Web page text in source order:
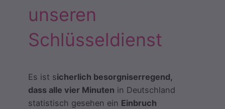
unseren
Schlüsseldienst
Es ist sicherlich besorgniserregend,
dass alle vier Minuten in Deutschland
statistisch gesehen ein Einbruch